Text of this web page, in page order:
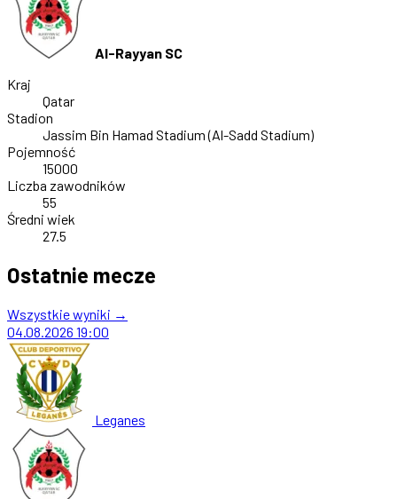
Al-Rayyan SC
Kraj
Qatar
Stadion
Jassim Bin Hamad Stadium (Al-Sadd Stadium)
Pojemność
15000
Liczba zawodników
55
Średni wiek
27.5
Ostatnie mecze
Wszystkie wyniki →
04.08.2026 19:00
Leganes